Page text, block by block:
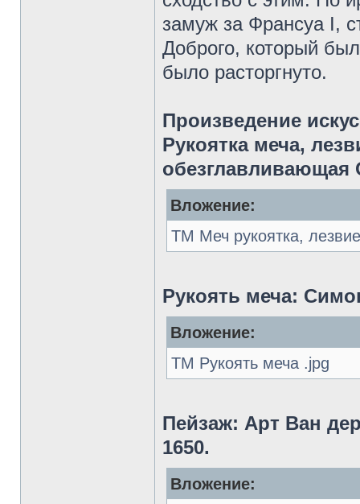
замуж за Франсуа I,
Доброго, который
было расторгнуто.
Произведение
Рукоятка меча,
обезглавливающая
Вложение:
ТМ Меч рукоятка,
Рукоять меча:
Вложение:
ТМ Рукоять меча .jpg
Пейзаж: Арт Ван
1650.
Вложение: